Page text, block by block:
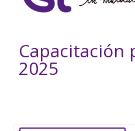
Capacitación
2025